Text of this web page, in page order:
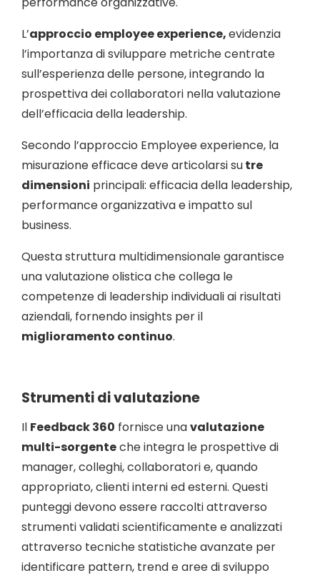
L’approccio employee experience,evidenzia
l’importanza di sviluppare metriche centrate
sull’esperienza delle persone, integrando la
prospettiva dei collaboratori nella valutazione
dell’efficacia della leadership.
Secondo l’approccio Employee experience, la
misurazione efficace deve articolarsi sutre
dimensioni principali: efficacia della leadership,
performance organizzativa e impatto sul
business.
Questa struttura multidimensionale garantisce
una valutazione olistica che collega le
competenze di leadership individuali ai risultati
aziendali, fornendo insights per il
miglioramento continuo.
Strumenti di valutazione
Il Feedback 360 fornisce unavalutazione
multi-sorgenteche integra le prospettive di
manager, colleghi, collaboratori e, quando
appropriato, clienti interni ed esterni. Questi
punteggi devono essere raccolti attraverso
strumenti validati scientificamente e analizzati
attraverso tecniche statistiche avanzate per
identificare pattern, trend e aree di sviluppo